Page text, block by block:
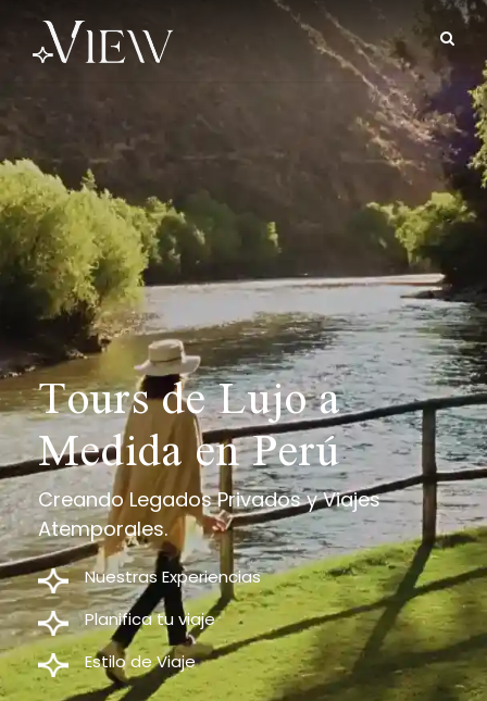
Tours de Lujo a
Medida en Perú
Creando Legados Privados y Viajes
Atemporales.
Nuestras Experiencias
Planifica tu viaje
Estilo de Viaje